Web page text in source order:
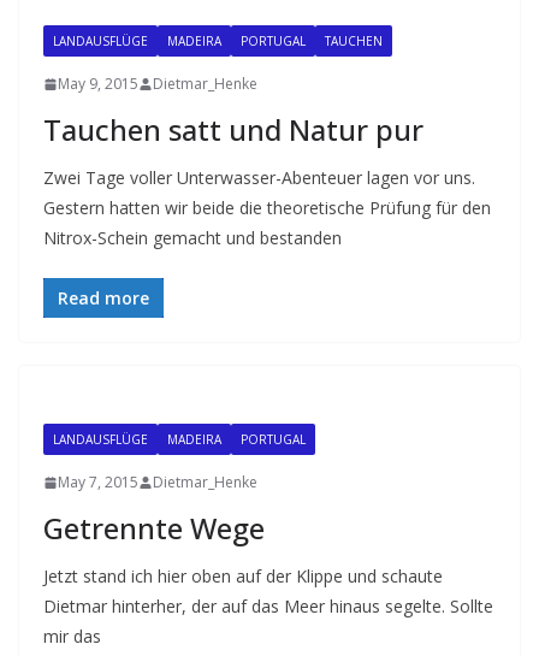
LANDAUSFLÜGE MADEIRA PORTUGAL TAUCHEN
May 9, 2015 Dietmar_Henke
Tauchen satt und Natur pur
Zwei Tage voller Unterwasser-Abenteuer lagen vor uns.
Gestern hatten wir beide die theoretische Prüfung für den
Nitrox-Schein gemacht und bestanden
Read more
LANDAUSFLÜGE MADEIRA PORTUGAL
May 7, 2015 Dietmar_Henke
Getrennte Wege
Jetzt stand ich hier oben auf der Klippe und schaute
Dietmar hinterher, der auf das Meer hinaus segelte. Sollte
mir das